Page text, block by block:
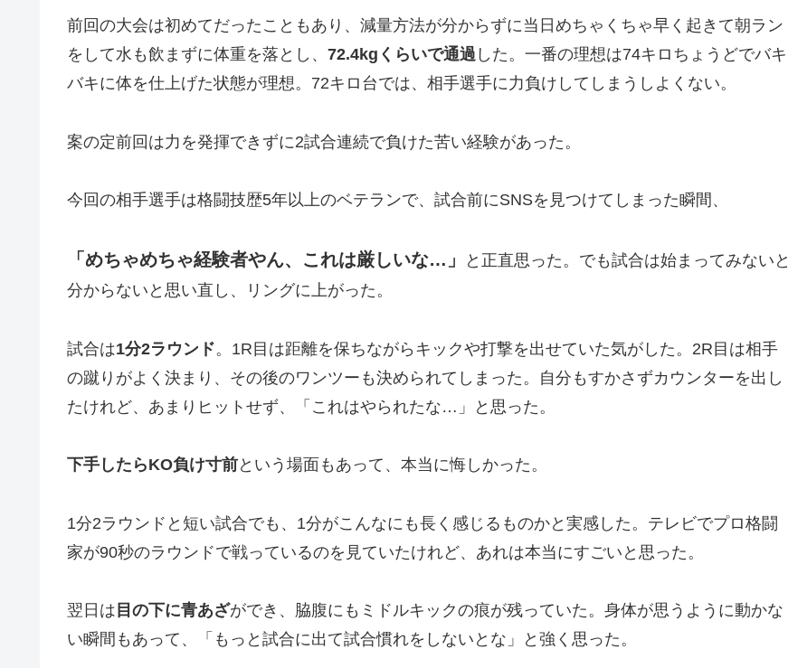
前回の大会は初めてだったこともあり、減量方法が分からずに当日めちゃくちゃ早く起きて朝ラン
をして水も飲まずに体重を落とし、 72.4kgくらいで通過 した。一番の理想は74キロちょうどでバキ
バキに体を仕上げた状態が理想。72キロ台では、相手選手に力負けしてしまうしよくない。
案の定前回は力を発揮できずに2試合連続で負けた苦い経験があった。
今回の相手選手は格闘技歴5年以上のベテランで、試合前にSNSを見つけてしまった瞬間、
「めちゃめちゃ経験者やん、これは厳しいな…」
と正直思った。でも試合は始まってみないと
分からないと思い直し、リングに上がった。
試合は1分2ラウンド。1R目は距離を保ちながらキックや打撃を出せていた気がした。2R目は相手
の蹴りがよく決まり、その後のワンツーも決められてしまった。自分もすかさずカウンターを出し
たけれど、あまりヒットせず、「これはやられたな…」と思った。
下手したらKO負け寸前という場面もあって、本当に悔しかった。
1分2ラウンドと短い試合でも、1分がこんなにも長く感じるものかと実感した。テレビでプロ格闘
家が90秒のラウンドで戦っているのを見ていたけれど、あれは本当にすごいと思った。
翌日は 目の下に青あざができ、脇腹にもミドルキックの痕が残っていた。身体が思うように動かな
い瞬間もあって、「もっと試合に出て試合慣れをしないとな」と強く思った。